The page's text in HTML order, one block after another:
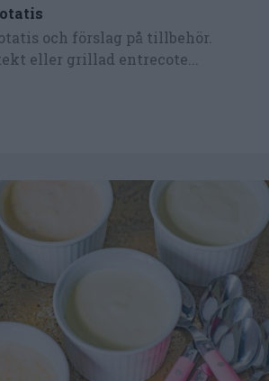
och förslag på tillbehör.
eller grillad entrecote...